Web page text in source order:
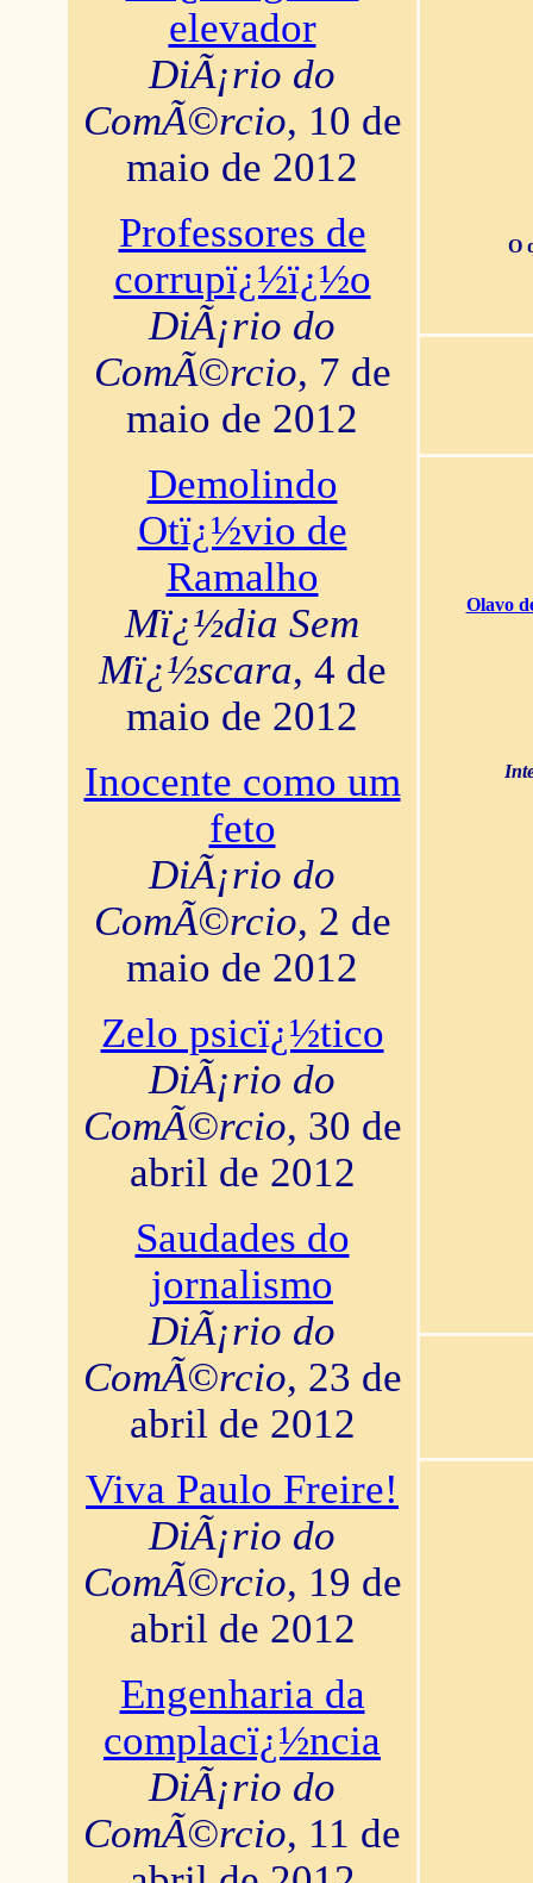
elevador
DiÃ¡rio do
ComÃ©rcio, 10 de
maio de 2012
Professores de
corrupï¿½ï¿½o
DiÃ¡rio do
ComÃ©rcio, 7 de
maio de 2012
Demolindo
Otï¿½vio de
Ramalho
Mï¿½dia Sem
Mï¿½scara, 4 de
maio de 2012
Inocente como um
feto
DiÃ¡rio do
ComÃ©rcio, 2 de
maio de 2012
Zelo psicï¿½tico
DiÃ¡rio do
ComÃ©rcio, 30 de
abril de 2012
Saudades do
jornalismo
DiÃ¡rio do
ComÃ©rcio, 23 de
abril de 2012
Viva Paulo Freire!
DiÃ¡rio do
ComÃ©rcio, 19 de
abril de 2012
Engenharia da
complacï¿½ncia
DiÃ¡rio do
ComÃ©rcio, 11 de
O
Olavo